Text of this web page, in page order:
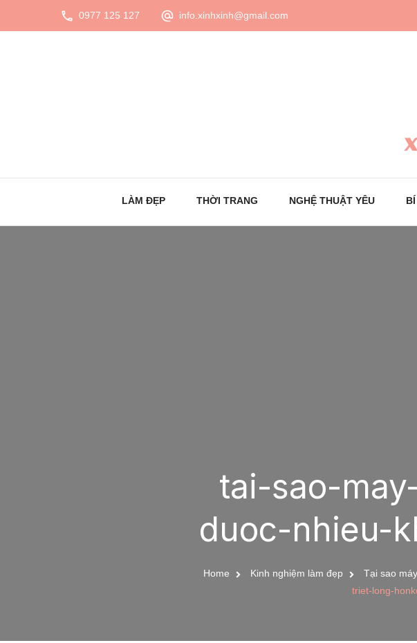
0977 125 127 info.xinhxinh@gmail.com
LÀM ĐẸP THỜI TRANG NGHỆ THUẬT YÊU
tai-sao-
duoc-nhieu-
Home Kinh nghiệm làm đẹp Tại sao
triet-long-